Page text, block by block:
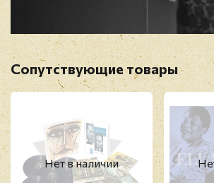
Прикрепить
Оставить отзыв
Сопутствующие товары
Нет в наличии